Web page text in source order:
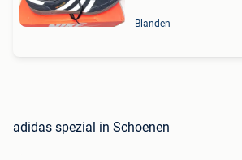
Blanden
adidas spezial in Schoenen